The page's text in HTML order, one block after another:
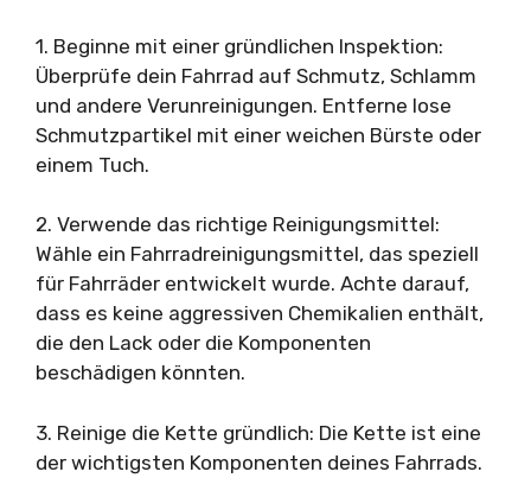
1. Beginne mit einer gründlichen Inspektion:
Überprüfe dein Fahrrad auf Schmutz, Schlamm
und andere Verunreinigungen. Entferne lose
Schmutzpartikel mit einer weichen Bürste oder
einem Tuch.
2. Verwende das richtige Reinigungsmittel:
Wähle ein Fahrradreinigungsmittel, das speziell
für Fahrräder entwickelt wurde. Achte darauf,
dass es keine aggressiven Chemikalien enthält,
die den Lack oder die Komponenten
beschädigen könnten.
3. Reinige die Kette gründlich: Die Kette ist eine
der wichtigsten Komponenten deines Fahrrads.